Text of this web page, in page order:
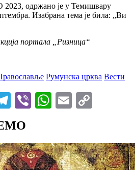
одржано је у Темишвару
Изабрана тема је била: „Ви
портала „Ризница“
Румунска црква Вести
Telegram
ViberWhatsApp
Email